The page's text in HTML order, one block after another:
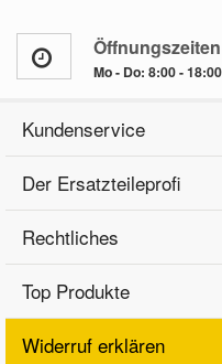
Öffnungszeiten
Mo - Do: 8:00 -
Kundenservice
Der Ersatzteileprofi
Rechtliches
Top Produkte
Widerruf erklären